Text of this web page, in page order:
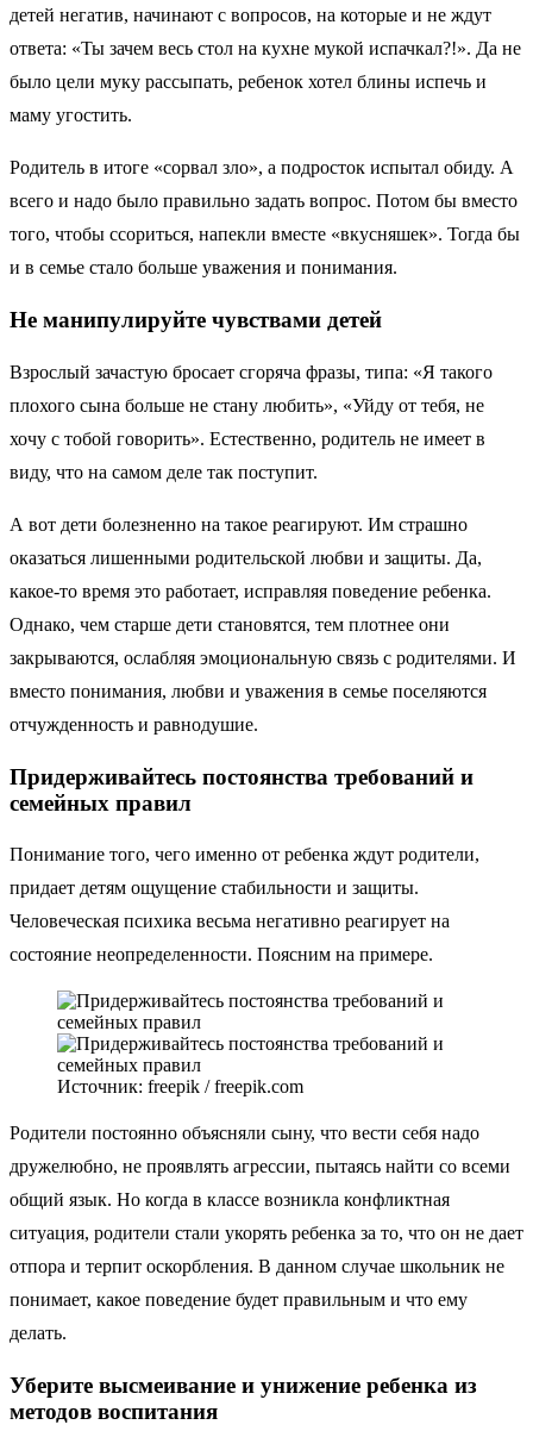
детей негатив, начинают с вопросов, на которые и не ждут
ответа: «Ты зачем весь стол на кухне мукой испачкал?!». Да не
было цели муку рассыпать, ребенок хотел блины испечь и
маму угостить.
Родитель в итоге «сорвал зло», а подросток испытал обиду. А
всего и надо было правильно задать вопрос. Потом бы вместо
того, чтобы ссориться, напекли вместе «вкусняшек». Тогда бы
и в семье стало больше уважения и понимания.
Не манипулируйте чувствами детей
Взрослый зачастую бросает сгоряча фразы, типа: «Я такого
плохого сына больше не стану любить», «Уйду от тебя, не
хочу с тобой говорить». Естественно, родитель не имеет в
виду, что на самом деле так поступит.
А вот дети болезненно на такое реагируют. Им страшно
оказаться лишенными родительской любви и защиты. Да,
какое-то время это работает, исправляя поведение ребенка.
Однако, чем старше дети становятся, тем плотнее они
закрываются, ослабляя эмоциональную связь с родителями. И
вместо понимания, любви и уважения в семье поселяются
отчужденность и равнодушие.
Придерживайтесь постоянства требований и
семейных правил
Понимание того, чего именно от ребенка ждут родители,
придает детям ощущение стабильности и защиты.
Человеческая психика весьма негативно реагирует на
состояние неопределенности. Поясним на примере.
Источник: freepik / freepik.com
Родители постоянно объясняли сыну, что вести себя надо
дружелюбно, не проявлять агрессии, пытаясь найти со всеми
общий язык. Но когда в классе возникла конфликтная
ситуация, родители стали укорять ребенка за то, что он не дает
отпора и терпит оскорбления. В данном случае школьник не
понимает, какое поведение будет правильным и что ему
делать.
Уберите высмеивание и унижение ребенка из
методов воспитания